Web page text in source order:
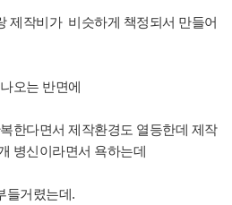
제작비가 비슷하게 책정되서 만들어
오는 반면에
한다면서 제작환경도 열등한데 제작
병신이라면서 욕하는데
들거렸는데.